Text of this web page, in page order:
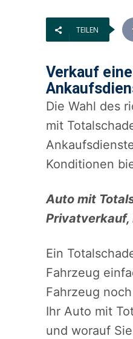
TEILEN
Verkauf
Die Wahl des
mit
Konditionen
Auto mit
Privatverkauf,
Ein
Fahrzeug
Fahrzeug
Ihr Auto mit
und worauf